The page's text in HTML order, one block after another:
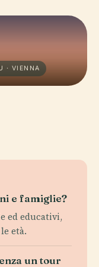
· VIENNA
e famiglie?
ed educativi,
età.
un tour